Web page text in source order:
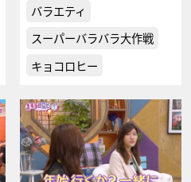
バラエティ
スーパーバラバラ大作戦
キョコロヒー